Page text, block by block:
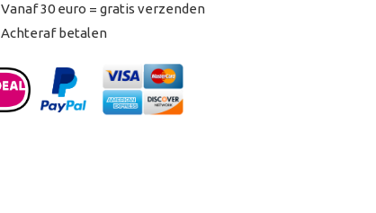
Vanaf 30 euro = gratis verzenden
Achteraf betalen